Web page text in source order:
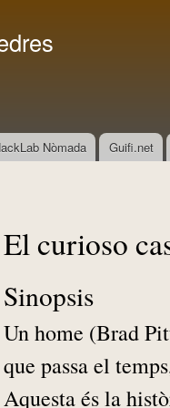
Nòmada Guifi.net
El curioso
Sinopsis
Un home (Brad
que passa el
Aquesta és la